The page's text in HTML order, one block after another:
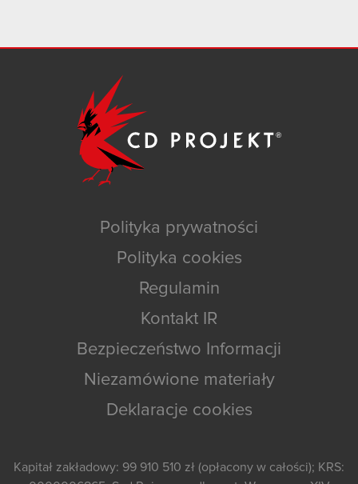
Polityka prywatności
Polityka cookies
Regulamin
Kontakt IR
Bezpieczeństwo Informacji
Niezamówione materiały
Deklaracje cookies
Kapitał zakładowy: 99 910 510 zł (opłacony w całości); KRS: